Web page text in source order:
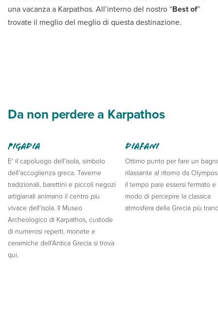
una vacanza a Karpathos. All’interno del nostro “Best of”
trovate il meglio del meglio di questa destinazione.
Da non perdere a Karpathos
Pigadia
E' il capoluogo dell’isola, simbolo
dell’accoglienza greca. Taverne
tradizionali, barettini e piccoli negozi
artigianali animano il centro più
vivace dell’isola. Il Museo
Archeologico di Karpathos, custode
di numerosi reperti, monete e
ceramiche dell’Antica Grecia si trova
qui.
Diafani
Ottimo punto per fare un
rilassante al ritorno da
il tempo pare essersi fermato e
modo di percepire la classica
atmosfera della Grecia più